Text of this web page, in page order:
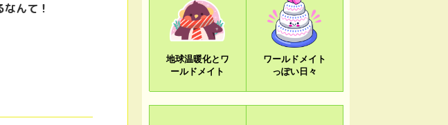
んて！
地球温暖化とワ
ールドメイト
ワールドメイト
っぽい日々